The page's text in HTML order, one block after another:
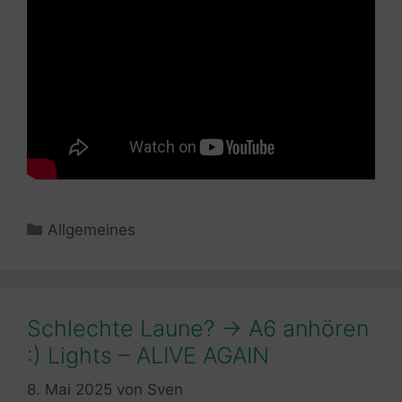
Kategorien
Allgemeines
Schlechte Laune? -> A6 anhören
:) Lights – ALIVE AGAIN
8. Mai 2025 von Sven